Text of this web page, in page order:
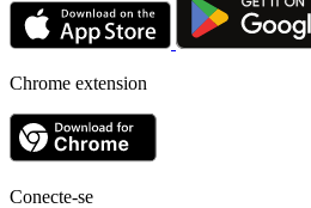
Chrome extension
Conecte-se